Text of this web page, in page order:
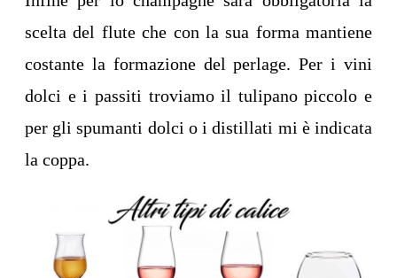
scelta del flute che con la sua forma mantiene
costante la formazione del perlage. Per i vini
dolci e i passiti troviamo il tulipano piccolo e
per gli spumanti dolci o i distillati mi è indicata
la coppa.